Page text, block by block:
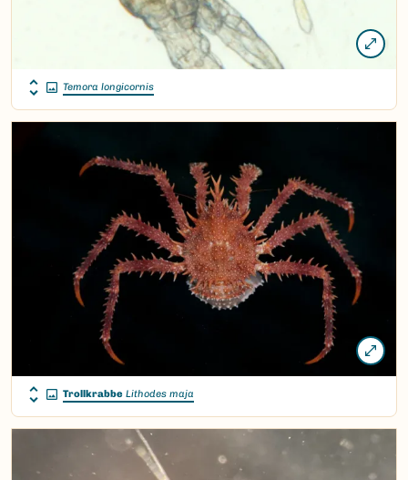
Temora longicornis
Trollkrabbe Lithodes maja